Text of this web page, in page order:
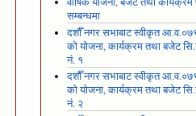
सम्बन्धमा
दशौँ नगर सभाबाट स्वीकृत
को योजना, कार्यक्रम तथा बजेट
नं. १
दशौँ नगर सभाबाट स्वीकृत
को योजना, कार्यक्रम तथा बजेट
नं. २